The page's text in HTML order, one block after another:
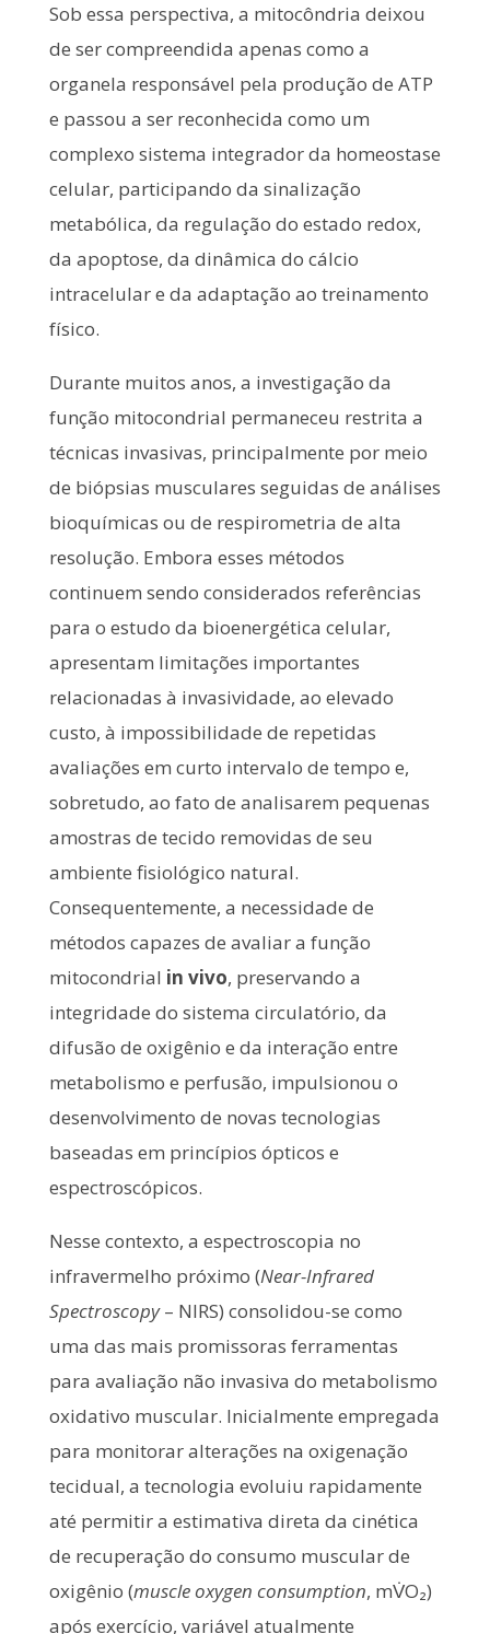
Sob essa perspectiva, a mitocôndria deixou
de ser compreendida apenas como a
organela responsável pela produção de ATP
e passou a ser reconhecida como um
complexo sistema integrador da homeostase
celular, participando da sinalização
metabólica, da regulação do estado redox,
da apoptose, da dinâmica do cálcio
intracelular e da adaptação ao treinamento
físico.
Durante muitos anos, a investigação da
função mitocondrial permaneceu restrita a
técnicas invasivas, principalmente por meio
de biópsias musculares seguidas de análises
bioquímicas ou de respirometria de alta
resolução. Embora esses métodos
continuem sendo considerados referências
para o estudo da bioenergética celular,
apresentam limitações importantes
relacionadas à invasividade, ao elevado
custo, à impossibilidade de repetidas
avaliações em curto intervalo de tempo e,
sobretudo, ao fato de analisarem pequenas
amostras de tecido removidas de seu
ambiente fisiológico natural.
Consequentemente, a necessidade de
métodos capazes de avaliar a função
mitocondrial in vivo, preservando a
integridade do sistema circulatório, da
difusão de oxigênio e da interação entre
metabolismo e perfusão, impulsionou o
desenvolvimento de novas tecnologias
baseadas em princípios ópticos e
espectroscópicos.
Nesse contexto, a espectroscopia no
infravermelho próximo (Near-Infrared
Spectroscopy– NIRS) consolidou-se como
uma das mais promissoras ferramentas
para avaliação não invasiva do metabolismo
oxidativo muscular. Inicialmente empregada
para monitorar alterações na oxigenação
tecidual, a tecnologia evoluiu rapidamente
até permitir a estimativa direta da cinética
de recuperação do consumo muscular de
oxigênio (muscle oxygen consumption, mV̇O₂)
após exercício, variável atualmente